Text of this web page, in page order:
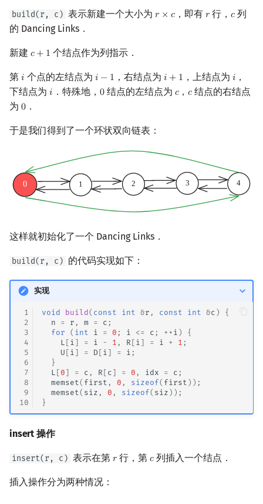
build(r, c) 表示新建一个大小为 𝑟 × 𝑐
r×c ，即有 𝑟
r行， 𝑐
c列
的 Dancing Links．
新建 𝑐+ 1
c +1 个结点作为列指示．
第 𝑖
i 个点的左结点为 𝑖 − 1
i−1 ，右结点为 𝑖 + 1
i+1 ，上结点为 𝑖
i ，
下结点为 𝑖
i ．特殊地， 0
0结点的左结点为 𝑐
c，𝑐
c 结点的右结点
为 0
0 ．
于是我们得到了一个环状双向链表：
这样就初始化了一个 Dancing Links．
build(r, c) 的代码实现如下：
实现
1
2
3
4
5
6
7
8
9
10
void build( const int &r , const int &c )
{
n
= r , m = c ;
for
( int i = 0 ; i <= c ; ++ i )
{
L [ i ] = i - 1 , R [ i ] = i + 1 ;
U [ i ] = D [ i ] = i ;
}
L [ 0 ] = c , R [ c ] = 0 , idx = c ;
memset( first , 0 , sizeof( first ));
memset( siz , 0 , sizeof( siz ));
}
insert 操作
insert(r, c) 表示在第 𝑟
r 行，第𝑐
c 列插入一个结点．
插入操作分为两种情况：